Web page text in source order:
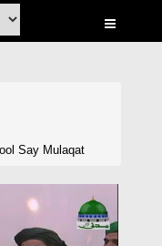
Say Mulaqat